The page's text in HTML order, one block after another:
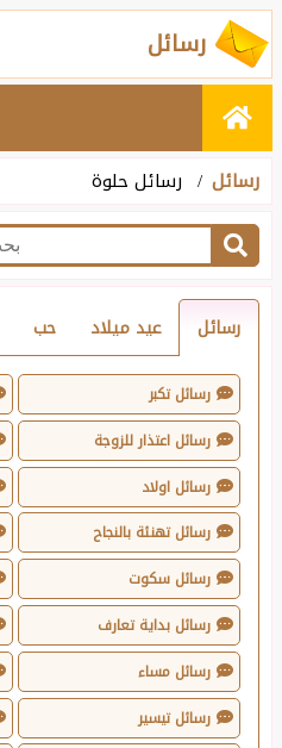
رسائل
رسائل رسائل حلوة
رسائل عيد ميلاد حب
رسائل تكبر
رسائل اعتذار للزوجة
رسائل اولاد
رسائل تهنئة بالنجاح
رسائل سكوت
رسائل بداية تعارف
رسائل مساء
رسائل تيسير